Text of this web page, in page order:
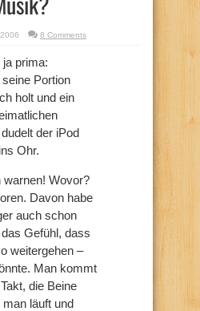
8 Comments
prima:
Portion
holt und ein
der iPod
Ohr.
warnen! Wovor?
Davon habe
auch schon
Gefühl, dass
weitergehen –
Man kommt
die Beine
man läuft und